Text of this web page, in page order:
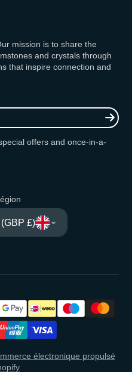
mission is to share the
and crystals through
that inspire connection and
offers and once-in-a-
£)
électronique propulsé